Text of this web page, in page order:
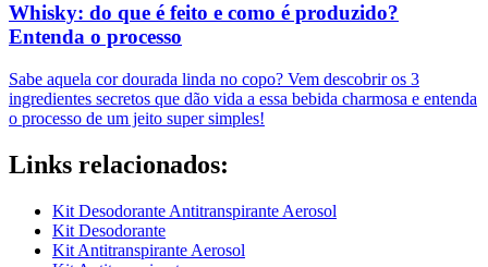
Whisky: do que é feito e como é produzido?
Entenda o processo
Sabe aquela cor dourada linda no copo? Vem descobrir os 3
ingredientes secretos que dão vida a essa bebida charmosa e entenda
o processo de um jeito super simples!
Links relacionados:
Kit Desodorante Antitranspirante Aerosol
Kit Desodorante
Kit Antitranspirante Aerosol